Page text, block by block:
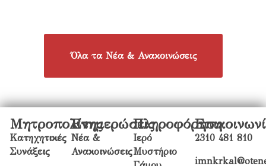
Όλα τα Νέα & Ανακοινώσεις
Μητροπολίτης
Κατηχητικές
Συνάξεις
Ενημερώσεις
Νέα &
Ανακοινώσεις
Πληροφόρηση
Ιερό
Μυστήριο
2310 481 810